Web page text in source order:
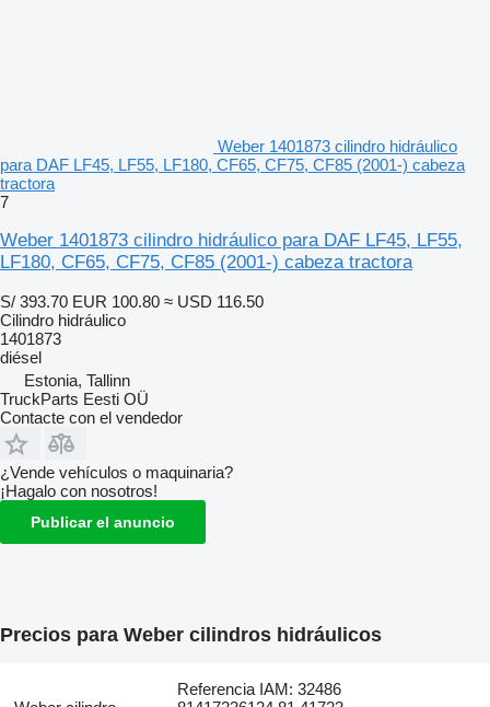
Weber 1401873 cilindro hidráulico
para DAF LF45, LF55, LF180, CF65, CF75, CF85 (2001-) cabeza
tractora
7
Weber 1401873 cilindro hidráulico para DAF LF45, LF55,
LF180, CF65, CF75, CF85 (2001-) cabeza tractora
S/ 393.70 EUR 100.80 ≈ USD 116.50
Cilindro hidráulico
1401873
diésel
Estonia, Tallinn
TruckParts Eesti OÜ
Contacte con el vendedor
¿Vende vehículos o maquinaria?
¡Hagalo con nosotros!
Publicar el anuncio
Precios para Weber cilindros hidráulicos
Referencia IAM: 32486